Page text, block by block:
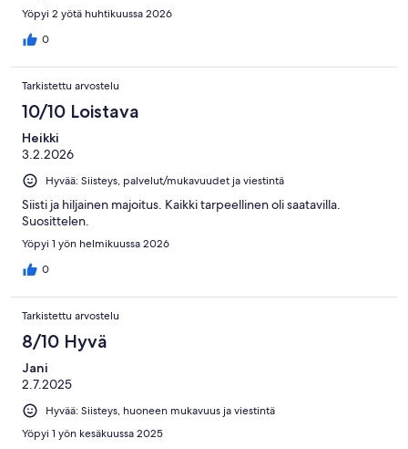
Yöpyi 2 yötä huhtikuussa 2026
0
Tarkistettu arvostelu
10/10 Loistava
Heikki
3.2.2026
Hyvää: Siisteys, palvelut/mukavuudet ja viestintä
Siisti ja hiljainen majoitus. Kaikki tarpeellinen oli saatavilla.
Suosittelen.
Yöpyi 1 yön helmikuussa 2026
0
Tarkistettu arvostelu
8/10 Hyvä
Jani
2.7.2025
Hyvää: Siisteys, huoneen mukavuus ja viestintä
Yöpyi 1 yön kesäkuussa 2025